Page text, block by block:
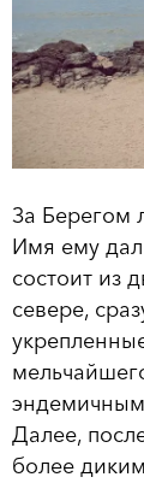
За Берегом
Имя ему
состоит из
севере,
Далее,
более